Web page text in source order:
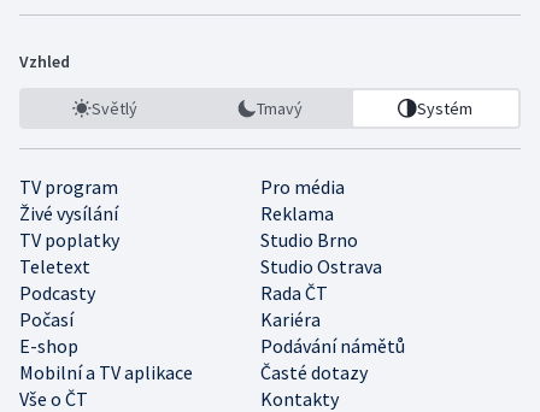
Vzhled
Světlý Tmavý Systém
TV program
Pro média
Živé vysílání
Reklama
TV poplatky
Studio Brno
Teletext
Studio Ostrava
Podcasty
Rada ČT
Počasí
Kariéra
E-shop
Podávání námětů
Mobilní a TV aplikace
Časté dotazy
Vše o ČT
Kontakty